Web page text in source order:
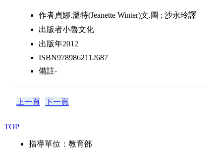
作者貞娜.溫特(Jeanette Winter)文.圖 ; 沙永玲譯
出版者小魯文化
出版年2012
ISBN9789862112687
備註-
上一頁 下一頁
TOP
指導單位：教育部